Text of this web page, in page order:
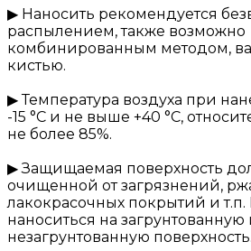
▶ Наносить рекомендуется
распылением, также возможно
комбинированным методом,
кистью.
▶ Температура воздуха при
-15 °С и не выше +40 °С,
не более 85%.
▶ Защищаемая поверхность
очищенной от загрязнений,
лакокрасочных покрытий и
наноситься на загрунтованную
незагрунтованную поверхность.